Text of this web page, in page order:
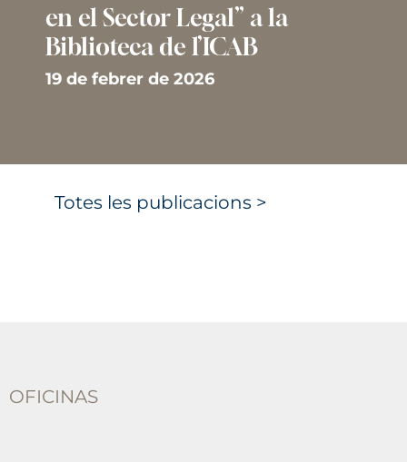
en el Sector Legal” a la
Biblioteca de l’ICAB
19 de febrer de 2026
Totes les publicacions >
OFICINAS